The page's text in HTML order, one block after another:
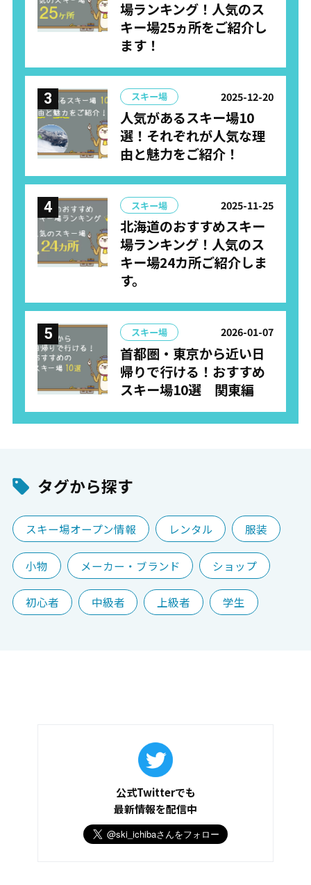
場ランキング！人気のス
キー場25ヵ所をご紹介し
ます！
スキー場 2025-12-20
人気があるスキー場10
選！それぞれが人気な理
由と魅力をご紹介！
スキー場 2025-11-25
北海道のおすすめスキー
場ランキング！人気のス
キー場24カ所ご紹介しま
す。
スキー場 2026-01-07
首都圏・東京から近い日
帰りで行ける！おすすめ
スキー場10選 関東編
タグから探す
スキー場オープン情報 レンタル 服装
小物 メーカー・ブランド ショップ
初心者 中級者 上級者 学生
公式Twitterでも
最新情報を配信中